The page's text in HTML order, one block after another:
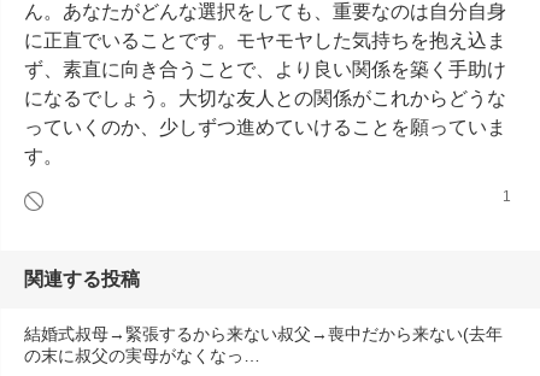
ん。あなたがどんな選択をしても、重要なのは自分自身
に正直でいることです。モヤモヤした気持ちを抱え込ま
ず、素直に向き合うことで、より良い関係を築く手助け
になるでしょう。大切な友人との関係がこれからどうな
っていくのか、少しずつ進めていけることを願っていま
す。
1
関連する投稿
結婚式叔母→緊張するから来ない叔父→喪中だから来ない(去年
の末に叔父の実母がなくなっ…